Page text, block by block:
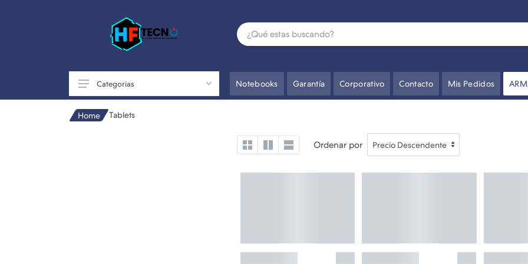
Categorias Notebooks Garantía Corporativo Contacto Mis Pedidos
Home Tablets
Ordenar por